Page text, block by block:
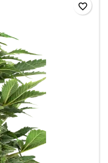
favorite_border